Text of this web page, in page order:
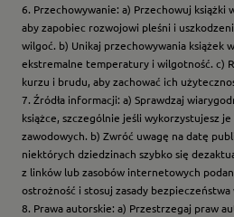
6. Przechowywanie: a) Przechowuj książki
aby zapobiec rozwojowi pleśni i
wilgoć. b) Unikaj przechowywania książek
ekstremalne temperatury i wilgotność. c)
kurzu i brudu, aby zachować ich
7. Źródła informacji: a) Sprawdzaj
książce, szczególnie jeśli wykorzystujesz
zawodowych. b) Zwróć uwagę na datę
niektórych dziedzinach szybko się
z linków lub zasobów internetowych
ostrożność i stosuj zasady bezpieczeństwa
8. Prawa autorskie: a) Przestrzegaj praw